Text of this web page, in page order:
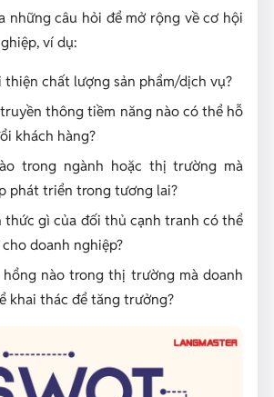
những câu hỏi để mở rộng về cơ hội
ví dụ:
thiện chất lượng sản phẩm/dịch vụ?
thông tiềm năng nào có thể hỗ
khách hàng?
trong ngành hoặc thị trường mà
phát triển trong tương lai?
thức gì của đối thủ cạnh tranh có thể
doanh nghiệp?
nào trong thị trường mà doanh
khai thác để tăng trưởng?